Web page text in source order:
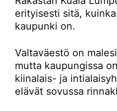
erityisesti sitä,
kaupunki on.
Valtaväestö on
mutta kaupungissa
kiinalais- ja
elävät sovussa